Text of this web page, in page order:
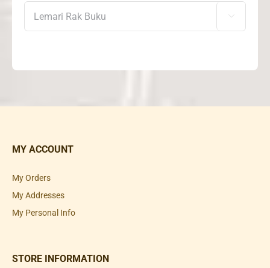

MY ACCOUNT
My Orders
My Addresses
My Personal Info
STORE INFORMATION